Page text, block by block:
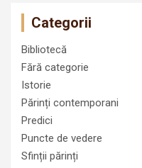
Categorii
Bibliotecă
Fără categorie
Istorie
Părinți contemporani
Predici
Puncte de vedere
Sfinții părinți